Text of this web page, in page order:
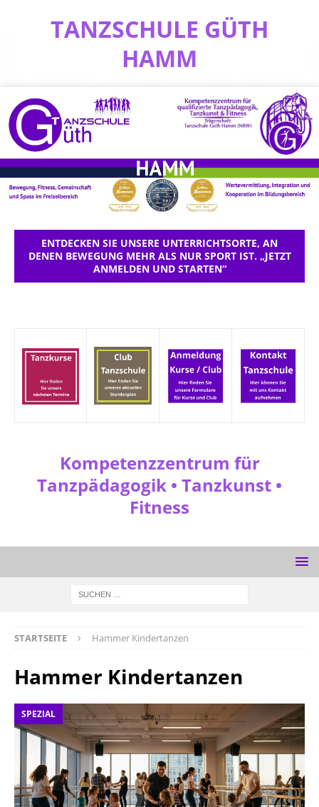
TANZSCHULE GÜTH
HAMM
ENTDECKEN SIE UNSERE UNTERRICHTSORTE, AN
DENEN BEWEGUNG MEHR ALS NUR SPORT IST. „JETZT
ANMELDEN UND STARTEN“
Kompetenzzentrum für
Tanzpädagogik • Tanzkunst •
Fitness
STARTSEITE Hammer Kindertanzen
Hammer Kindertanzen
SPEZIAL